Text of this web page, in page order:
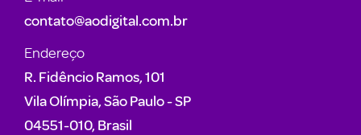
contato@aodigital.com.br
Endereço
R. Fidêncio Ramos, 101
Vila Olímpia, São Paulo - SP
04551-010, Brasil